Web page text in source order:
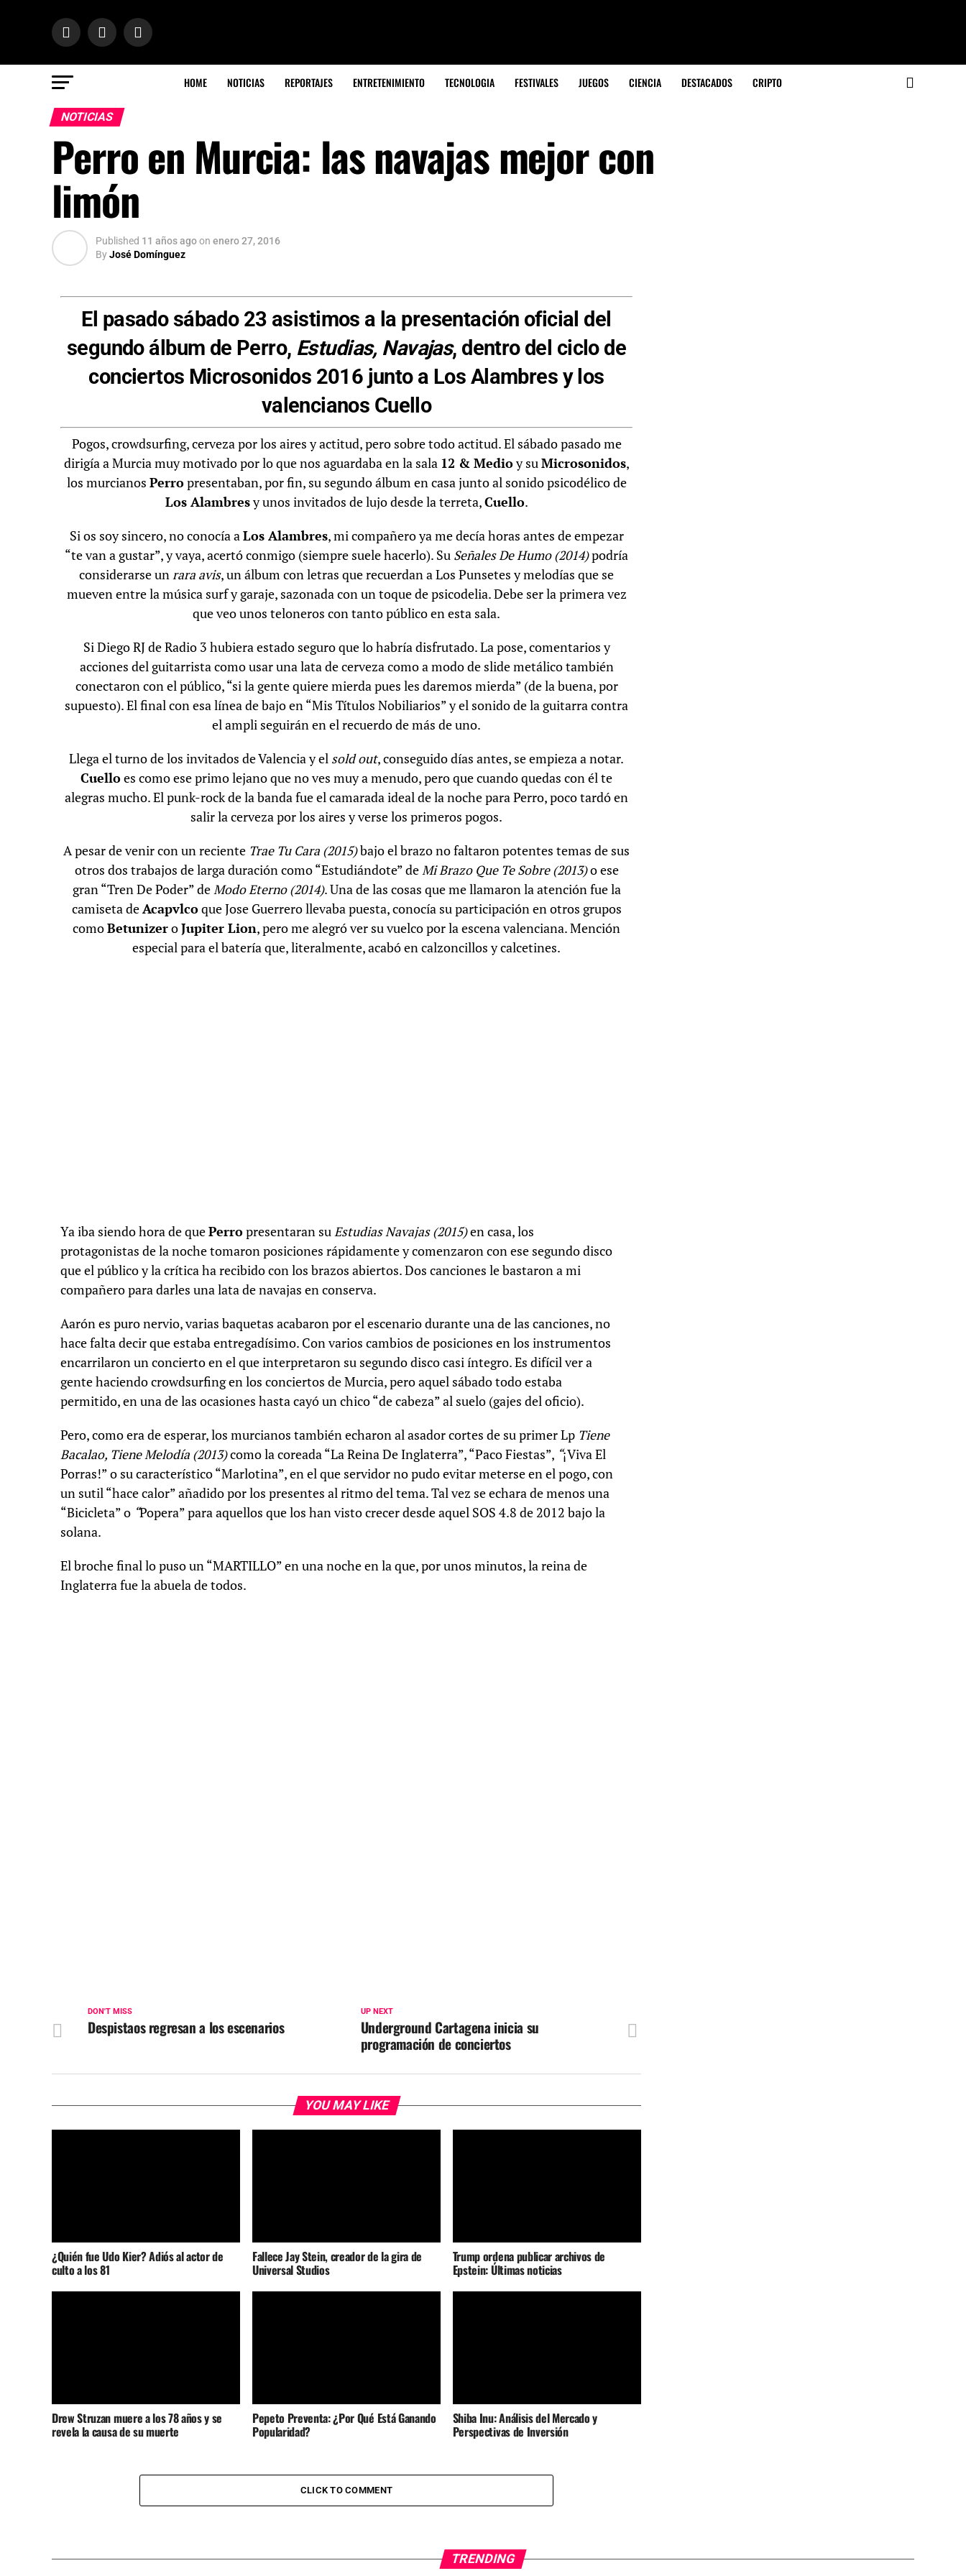
HOME NOTICIAS REPORTAJES ENTRETENIMIENTO TECNOLOGIA FESTIVALES JUEGOS CIENCIA DESTACADOS CRIPTO
NOTICIAS
Perro en Murcia: las navajas mejor con
limón
Published 11 años agoon enero 27, 2016
ByJosé Domínguez
El pasado sábado 23 asistimos a la presentación oficial del
segundo álbum de Perro, Estudias, Navajas, dentro del ciclo de
conciertos Microsonidos 2016 junto a Los Alambres y los
valencianos Cuello
Pogos, crowdsurfing, cerveza por los aires y actitud, pero sobre todo actitud. El sábado pasado me
dirigía a Murcia muy motivado por lo que nos aguardaba en la sala 12 & Medioy suMicrosonidos,
los murcianos Perropresentaban, por fin, su segundo álbum en casa junto al sonido psicodélico de
Los Alambresy unos invitados de lujo desde la terreta,Cuello.
Si os soy sincero, no conocía aLos Alambres, mi compañero ya me decía horas antes de empezar
“te van a gustar”, y vaya, acertó conmigo (siempre suele hacerlo). Su Señales De Humo (2014)podría
considerarse unrara avis, un álbum con letras que recuerdan a Los Punsetes y melodías que se
mueven entre la música surf y garaje, sazonada con un toque de psicodelia. Debe ser la primera vez
que veo unos teloneros con tanto público en esta sala.
Si Diego RJ de Radio 3 hubiera estado seguro que lo habría disfrutado. La pose, comentarios y
acciones del guitarrista como usar una lata de cerveza como a modo de slide metálico también
conectaron con el público, “si la gente quiere mierda pues les daremos mierda” (de la buena, por
supuesto). El final con esa línea de bajo en “Mis Títulos Nobiliarios” y el sonido de la guitarra contra
el ampli seguirán en el recuerdo de más de uno.
Llega el turno de los invitados de Valencia y el sold out, conseguido días antes, se empieza a notar.
Cuelloes como ese primo lejano que no ves muy a menudo, pero que cuando quedas con él te
alegras mucho. El punk-rock de la banda fue el camarada ideal de la noche para Perro, poco tardó en
salir la cerveza por los aires y verse los primeros pogos.
A pesar de venir con un reciente Trae Tu Cara (2015)bajo el brazo no faltaron potentes temas de sus
otros dos trabajos de larga duración como “Estudiándote” deMi Brazo Que Te Sobre (2013)o ese
gran “Tren De Poder” deModo Eterno (2014). Una de las cosas que me llamaron la atención fue la
camiseta deAcapvlcoque Jose Guerrero llevaba puesta, conocía su participación en otros grupos
comoBetunizeroJupiter Lion, pero me alegró ver su vuelco por la escena valenciana. Mención
especial para el batería que, literalmente, acabó en calzoncillos y calcetines.
Ya iba siendo hora de quePerropresentaran suEstudias Navajas (2015)en casa, los
protagonistas de la noche tomaron posiciones rápidamente y comenzaron con ese segundo disco
que el público y la crítica ha recibido con los brazos abiertos. Dos canciones le bastaron a mi
compañero para darles una lata de navajas en conserva.
Aarón es puro nervio, varias baquetas acabaron por el escenario durante una de las canciones, no
hace falta decir que estaba entregadísimo. Con varios cambios de posiciones en los instrumentos
encarrilaron un concierto en el que interpretaron su segundo disco casi íntegro. Es difícil ver a
gente haciendo crowdsurfing en los conciertos de Murcia, pero aquel sábado todo estaba
permitido, en una de las ocasiones hasta cayó un chico “de cabeza” al suelo (gajes del oficio).
Pero, como era de esperar, los murcianos también echaron al asador cortes de su primer Lp Tiene
Bacalao, Tiene Melodía (2013)como la coreada “La Reina De Inglaterra”, “Paco Fiestas”, “¡Viva El
Porras!” o su característico “Marlotina”, en el que servidor no pudo evitar meterse en el pogo, con
un sutil “hace calor” añadido por los presentes al ritmo del tema. Tal vez se echara de menos una
“Bicicleta” o “Popera” para aquellos que los han visto crecer desde aquel SOS 4.8 de 2012 bajo la
solana.
El broche final lo puso un “MARTILLO” en una noche en la que, por unos minutos, la reina de
Inglaterra fue la abuela de todos.
UP NEXT
Underground Cartagena inicia su
programación de conciertos
DON'T MISS
Despistaos regresan a los escenarios
YOU MAY LIKE
¿Quién fue Udo Kier? Adiós al actor de
culto a los 81
Fallece Jay Stein, creador de la gira de
Universal Studios
Trump ordena publicar archivos de
Epstein: Últimas noticias
Drew Struzan muere a los 78 años y se
revela la causa de su muerte
Pepeto Preventa: ¿Por Qué Está Ganando
Popularidad?
Shiba Inu: Análisis del Mercado y
Perspectivas de Inversión
CLICK TO COMMENT
TRENDING